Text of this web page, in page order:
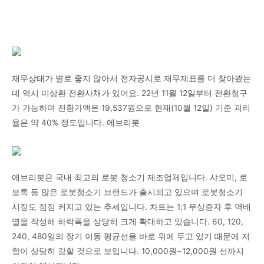
재무상태가 별로 좋지 않아서 전자공시로 재무제표를 더 찾아봤는
데 역시 미상환 전환사채가 있어요. 22년 11월 12일부터 전환청구
가 가능하며 전환가액은 19,537원으로 현재(10월 12일) 기준 괴리
율은 약 40% 정도입니다. 에브리봇
에브리봇은 국내 최고의 로봇 청소기 제조업체입니다. 샤오미, 로
보록 등 많은 로봇청소기 브랜드가 출시되고 있으며 로봇청소기
시장도 점점 커지고 있는 추세입니다. 차트는 1:1 무상증자 후 역배
열을 작성해 하락폭을 상당히 크게 확대하고 있습니다. 60, 120,
240, 480일의 장기 이동 평균선을 바로 위에 두고 있기 때문에 저
항이 상당히 강할 것으로 보입니다. 10,000원~12,000원 선까지